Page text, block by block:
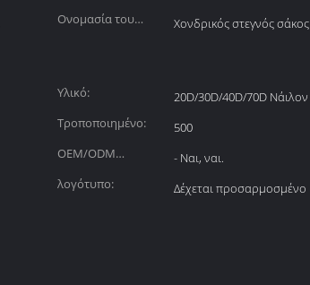
Ονομασία του
Χονδρικός στεγνός σάκος
Υλικό:
20D/30D/40D/70D Νάιλον
Τροποποιημένο:
500
OEM/ODM
προσφερθείς:
- Ναι, ναι.
λογότυπο:
Δέχεται προσαρμοσμένο